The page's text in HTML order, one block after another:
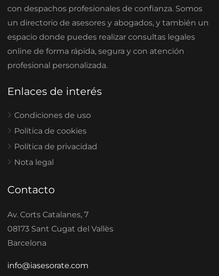
con despachos profesionales de confianza. Somos
un directorio de asesores y abogados, y también un
espacio donde puedes realizar consultas legales
online de forma rápida, segura y con atención
profesional personalizada.
Enlaces de interés
Condiciones de uso
Política de cookies
Política de privacidad
Nota legal
Contacto
Av. Corts Catalanes, 7
08173 Sant Cugat del Vallès
Barcelona
info@iasesorate.com